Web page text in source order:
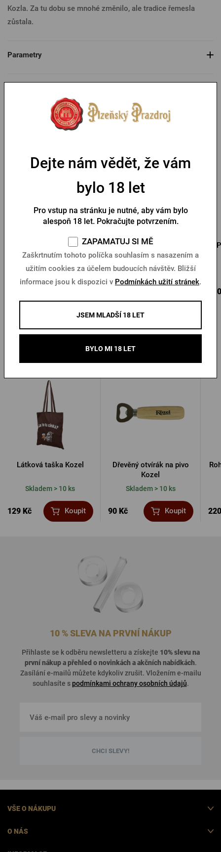
Kozla. Za tu dobu se mnohé změnilo, ale tradice řemesla
zůstala.
Parametry
Mohlo by se vám líbit
Pánské triko Pilsner
Urquell béžová pečeť
Skladem > 10 ks
Pánské triko PU logo s
pečetí černé
Skladem > 10 ks
Další produkty od Kozla
Látková taška Kozel
Skladem > 10 ks
129 Kč Koupit
Dřevěný otvírák na pivo
Kozel
Skladem > 10 ks
90 Kč Koupit
10 % SLEVA NA PRVNÍ NÁKUP
Přihlaste se k odběru newsletteru a získejte 10% slevu na
první nákup a přehled o novinkách a akčních nabídkách.
Zasílání e-mailů můžete kdykoliv zrušit. Vložením e-mailu
souhlasíte s podmínkami ochrany osobních údajů.
CHCI SLEVY!
VŠE O NÁKUPU
O NÁS
Dejte nám vědět, že vám
bylo 18 let
Pro vstup na stránku je nutné, aby vám bylo
alespoň 18 let. Pokračujte potvrzením.
ZAPAMATUJ SI MĚ
Zaškrtnutím tohoto políčka souhlasím s nasazením a
užitím cookies za účelem budoucích návštěv. Bližší
informace jsou k dispozici v Podmínkách užití stránek.
JSEM MLADŠÍ 18 LET
BYLO MI 18 LET